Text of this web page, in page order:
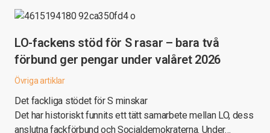
LO-fackens stöd för S rasar – bara två
förbund ger pengar under valåret 2026
Övriga artiklar
Det fackliga stödet för S minskar
Det har historiskt funnits ett tätt samarbete mellan LO, dess
anslutna fackförbund och Socialdemokraterna. Under…